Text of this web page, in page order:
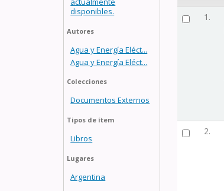
disponibles.
Autores
Agua y Energía Eléct...
Agua y Energía Eléct...
Colecciones
Documentos Externos
Tipos de ítem
Libros
Lugares
Argentina
1.
2.